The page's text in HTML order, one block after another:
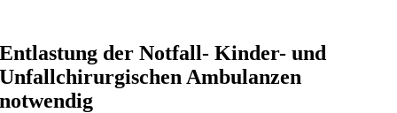
Entlastung der Notfall- Kinder- und
Unfallchirurgischen Ambulanzen
notwendig